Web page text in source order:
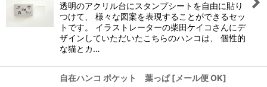
透明のアクリル台にスタンプシートを自由に貼り
つけて、 様々な図案を表現することができるセッ
トです。 イラストレーターの柴田ケイコさんにデ
ザインしていただいたこちらのハンコは、 個性的
な猫とカ…
自在ハンコ ポケット 葉っぱ [メール便 OK]